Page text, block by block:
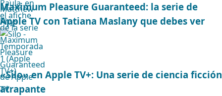
Maximum Pleasure Guaranteed: la serie de
Apple TV con Tatiana Maslany que debes ver
«Silo» en Apple TV+: Una serie de ciencia ficción
atrapante